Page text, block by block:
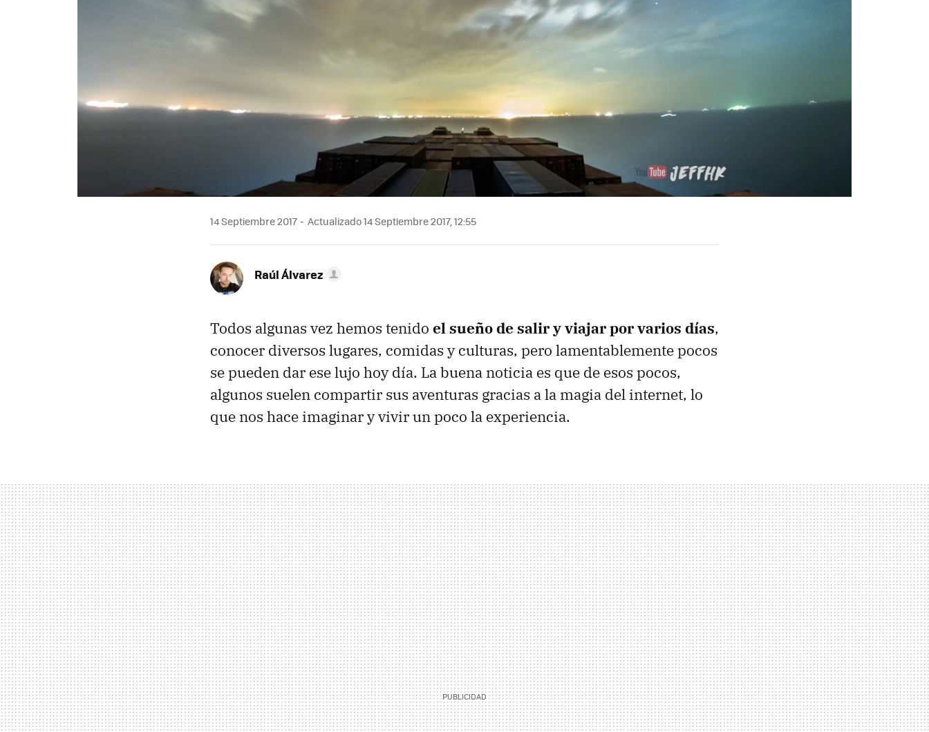
14 Septiembre 2017 Actualizado 14 Septiembre 2017, 12:55
Raúl Álvarez
Todos algunas vez hemos tenido el sueño de salir y viajar por varios días,
conocer diversos lugares, comidas y culturas, pero lamentablemente pocos
se pueden dar ese lujo hoy día. La buena noticia es que de esos pocos,
algunos suelen compartir sus aventuras gracias a la magia del internet, lo
que nos hace imaginar y vivir un poco la experiencia.